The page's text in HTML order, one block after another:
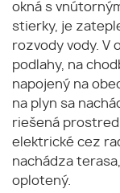
okná s
stierky, je
rozvody vody. V
podlahy, na
napojený na
na plyn sa
riešená
elektrické cez
nachádza
oplotený.